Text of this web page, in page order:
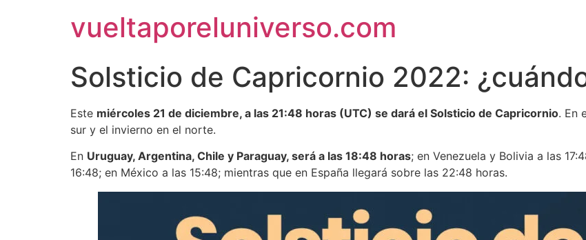
vueltaporeluniverso.com
Solsticio de Capricornio 2022:
Este miércoles 21 de diciembre, a las 21:48 horas (UTC) se dará el Solsticio de Capricornio. En
sur y el invierno en el norte.
En Uruguay, Argentina, Chile y Paraguay, será a las 18:48 horas; en Venezuela y Bolivia a las
16:48; en México a las 15:48; mientras que en España llegará sobre las 22:48 horas.